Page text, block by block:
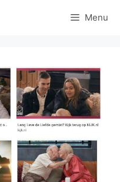
Menu